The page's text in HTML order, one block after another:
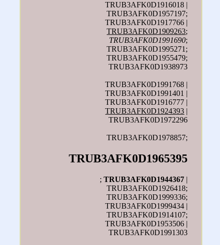
TRUB3AFK0D1916018 |
TRUB3AFK0D1957197;
TRUB3AFK0D1917766 |
TRUB3AFK0D1909263;
TRUB3AFK0D1991690;
TRUB3AFK0D1995271;
TRUB3AFK0D1955479;
TRUB3AFK0D1938973
TRUB3AFK0D1991768 |
TRUB3AFK0D1991401 |
TRUB3AFK0D1916777 |
TRUB3AFK0D1924393 |
TRUB3AFK0D1972296
TRUB3AFK0D1978857;
TRUB3AFK0D1965395
;TRUB3AFK0D1944367 |
TRUB3AFK0D1926418;
TRUB3AFK0D1999336;
TRUB3AFK0D1999434 |
TRUB3AFK0D1914107;
TRUB3AFK0D1953506 |
TRUB3AFK0D1991303